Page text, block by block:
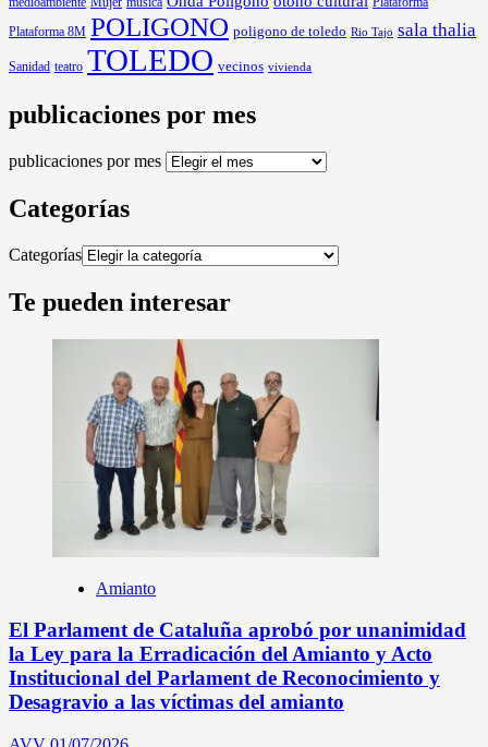
Plataforma 8M POLIGONO poligono de toledo Rio Tajo sala thalia
Sanidad teatro TOLEDO vecinos vivienda
publicaciones por mes
publicaciones por mes
Categorías
Categorías
Te pueden interesar
Amianto
El Parlament de Cataluña aprobó por unanimidad
la Ley para la Erradicación del Amianto y Acto
Institucional del Parlament de Reconocimiento y
Desagravio a las víctimas del amianto